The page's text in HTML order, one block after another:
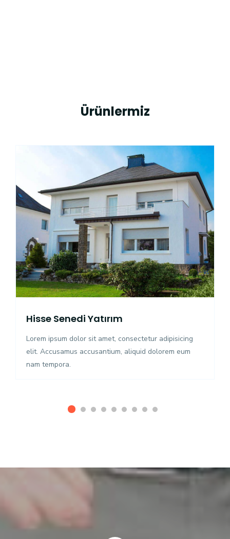
Ürünlermiz
Hisse Senedi Yatırım
Lorem ipsum dolor sit amet, consectetur adipisicing
elit. Accusamus accusantium, aliquid dolorem eum
nam tempora.